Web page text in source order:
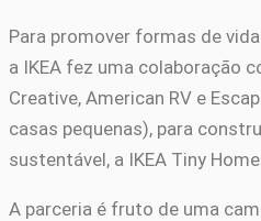
Para promover formas de
a IKEA fez uma colaboração
Creative, American RV e
casas pequenas), para
sustentável, a IKEA Tiny
A parceria é fruto de uma